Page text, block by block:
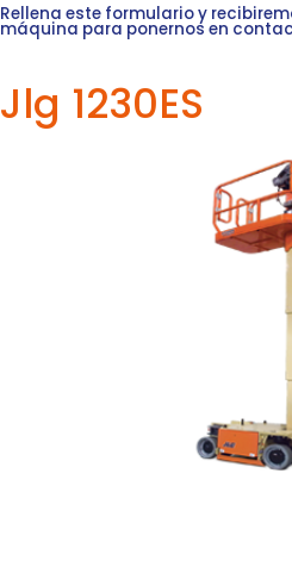
Rellena este formulario y
máquina para ponernos en
Jlg 1230ES